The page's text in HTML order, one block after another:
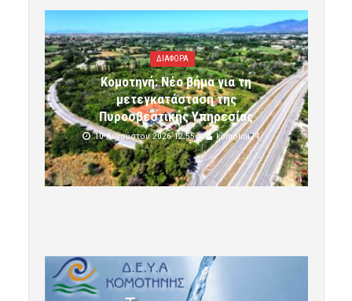
ΔΙΑΦΟΡΑ
Κομοτηνή: Νέο βήμα για τη
μετεγκατάσταση της
Πυροσβεστικής Υπηρεσίας
10 Αυγούστου 2026 12:55 komotini24